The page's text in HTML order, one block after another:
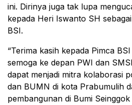
ini. Dirinya juga tak lupa
kepada Heri Iswanto SH
BSI.
“Terima kasih kepada Pimca
semoga ke depan PWI dan
dapat menjadi mitra kolaborasi
dan BUMN di kota Prabumulih
pembangunan di Bumi